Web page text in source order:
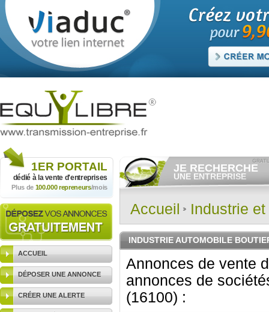
1ER PORTAIL
dédié à la vente d'entreprises
Plus de 100.000 repreneurs/mois
ACCUEIL
DÉPOSER UNE ANNONCE
CRÉER UNE ALERTE
JE RECHERCHE
UNE ENTREPRISE
Consulter gratuitementles
vendre.
Et/ou déposergratuitement
RECHERCHER UNE
ANNONCE
Accueil Industrie
INDUSTRIE AUTOMOBILE
Annonces de vente
annonces de
(16100) :